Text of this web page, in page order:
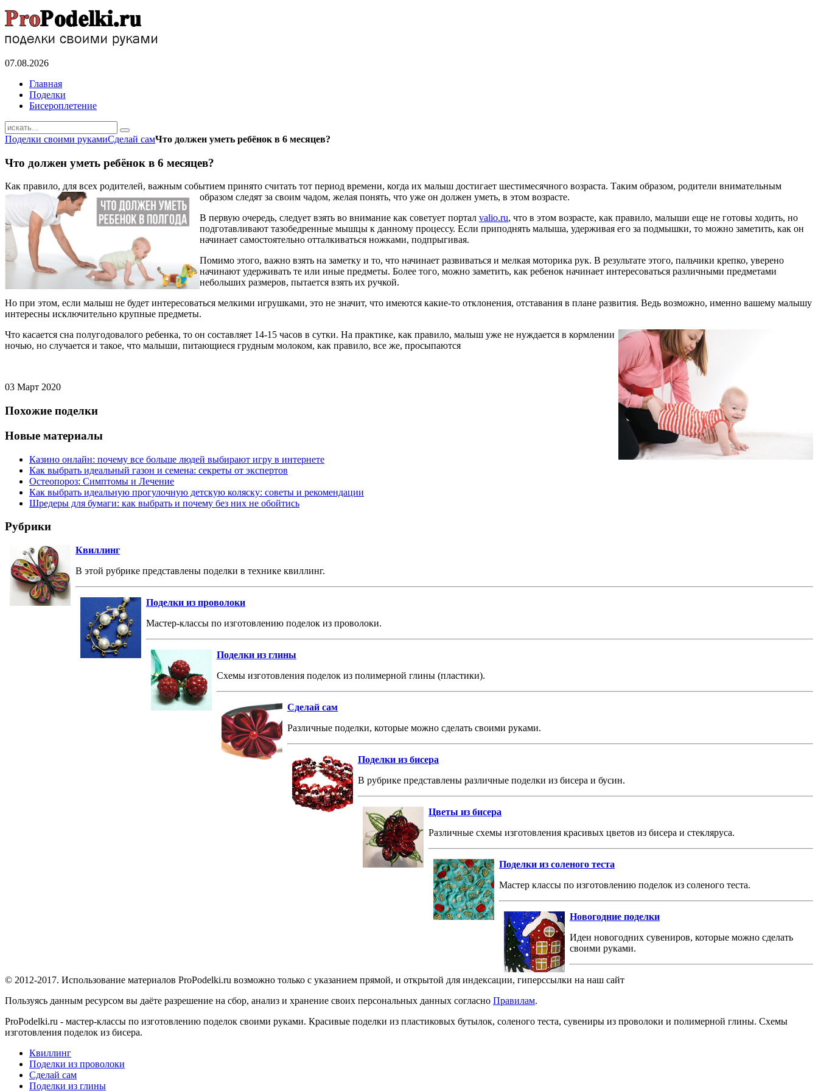
07.08.2026
Главная
Поделки
Бисероплетение
Поделки своими рукамиСделай самЧто должен уметь ребёнок в 6 месяцев?
Что должен уметь ребёнок в 6 месяцев?
Как правило, для всех родителей, важным событием принято считать тот период времени, когда их малыш достигает шестимесячного возраста. Таким образом, родители внимательным
образом следят за своим чадом, желая понять, что уже он должен уметь, в этом возрасте.
В первую очередь, следует взять во внимание как советует портал valio.ru, что в этом возрасте, как правило, малыши еще не готовы ходить, но
подготавливают тазобедренные мышцы к данному процессу. Если приподнять малыша, удерживая его за подмышки, то можно заметить, как он
начинает самостоятельно отталкиваться ножками, подпрыгивая.
Помимо этого, важно взять на заметку и то, что начинает развиваться и мелкая моторика рук. В результате этого, пальчики крепко, уверено
начинают удерживать те или иные предметы. Более того, можно заметить, как ребенок начинает интересоваться различными предметами
небольших размеров, пытается взять их ручкой.
Но при этом, если малыш не будет интересоваться мелкими игрушками, это не значит, что имеются какие-то отклонения, отставания в плане развития. Ведь возможно, именно вашему малышу
интересны исключительно крупные предметы.
Что касается сна полугодовалого ребенка, то он составляет 14-15 часов в сутки. На практике, как правило, малыш уже не нуждается в кормлении
ночью, но случается и такое, что малыши, питающиеся грудным молоком, как правило, все же, просыпаются
03 Март 2020
Похожие поделки
Новые материалы
Казино онлайн: почему все больше людей выбирают игру в интернете
Как выбрать идеальный газон и семена: секреты от экспертов
Остеопороз: Симптомы и Лечение
Как выбрать идеальную прогулочную детскую коляску: советы и рекомендации
Шредеры для бумаги: как выбрать и почему без них не обойтись
Рубрики
Квиллинг
В этой рубрике представлены поделки в технике квиллинг.
Поделки из проволоки
Мастер-классы по изготовлению поделок из проволоки.
Поделки из глины
Схемы изготовления поделок из полимерной глины (пластики).
Сделай сам
Различные поделки, которые можно сделать своими руками.
Поделки из бисера
В рубрике представлены различные поделки из бисера и бусин.
Цветы из бисера
Различные схемы изготовления красивых цветов из бисера и стекляруса.
Поделки из соленого теста
Мастер классы по изготовлению поделок из соленого теста.
Новогодние поделки
Идеи новогодних сувениров, которые можно сделать
своими руками.
© 2012-2017. Использование материалов ProPodelki.ru возможно только с указанием прямой, и открытой для индексации, гиперссылки на наш сайт
Пользуясь данным ресурсом вы даёте разрешение на сбор, анализ и хранение своих персональных данных согласно Правилам.
ProPodelki.ru - мастер-классы по изготовлению поделок своими руками. Красивые поделки из пластиковых бутылок, соленого теста, сувениры из проволоки и полимерной глины. Схемы
изготовления поделок из бисера.
Квиллинг
Поделки из проволоки
Сделай сам
Поделки из глины